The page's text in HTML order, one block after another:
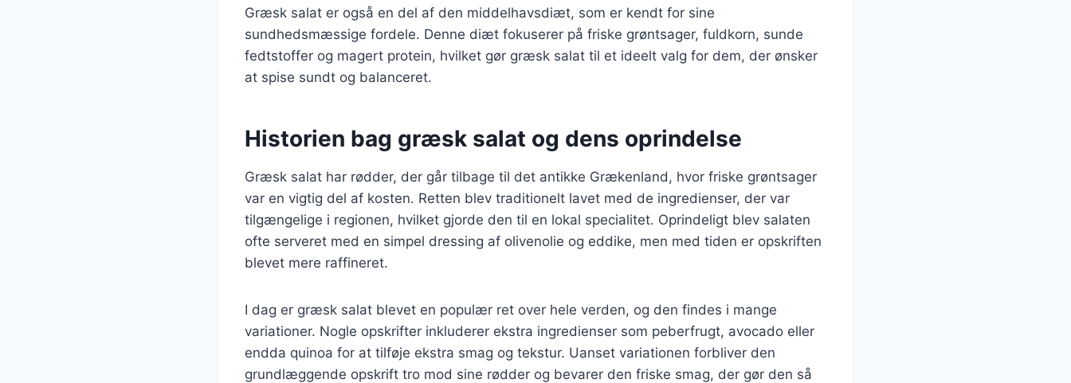
Græsk salat er også en del af den middelhavsdiæt, som er kendt for sine
sundhedsmæssige fordele. Denne diæt fokuserer på friske grøntsager, fuldkorn, sunde
fedtstoffer og magert protein, hvilket gør græsk salat til et ideelt valg for dem, der ønsker
at spise sundt og balanceret.
Historien bag græsk salat og dens oprindelse
Græsk salat har rødder, der går tilbage til det antikke Grækenland, hvor friske grøntsager
var en vigtig del af kosten. Retten blev traditionelt lavet med de ingredienser, der var
tilgængelige i regionen, hvilket gjorde den til en lokal specialitet. Oprindeligt blev salaten
ofte serveret med en simpel dressing af olivenolie og eddike, men med tiden er opskriften
blevet mere raffineret.
I dag er græsk salat blevet en populær ret over hele verden, og den findes i mange
variationer. Nogle opskrifter inkluderer ekstra ingredienser som peberfrugt, avocado eller
endda quinoa for at tilføje ekstra smag og tekstur. Uanset variationen forbliver den
grundlæggende opskrift tro mod sine rødder og bevarer den friske smag, der gør den så